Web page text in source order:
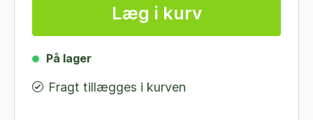
Læg i kurv
På lager
Fragt tillægges i kurven